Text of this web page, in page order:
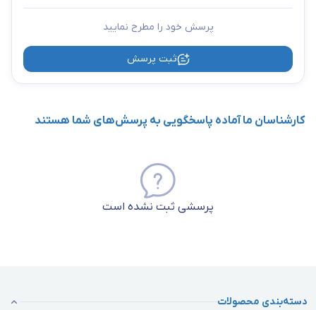
پرسش خود را مطرح نمایید
ثبت پرسش
کارشناسان ما آماده پاسخگویی به پرسش‌های شما هستند
پرسشی ثبت نشده است
دسته‌بندی محصولات